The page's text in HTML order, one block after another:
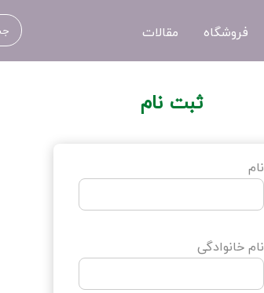
فروشگاه مقالات
ثبت نام
نام
نام خانوادگی